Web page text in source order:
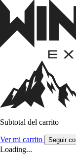
Subtotal del carrito
Ver mi carrito Seguir
Loading...